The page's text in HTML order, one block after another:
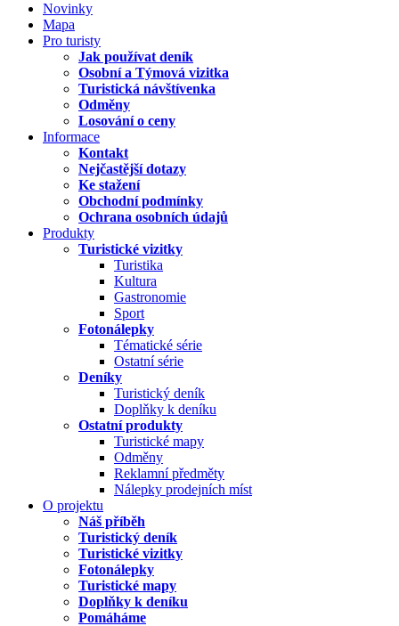
Novinky
Mapa
Pro turisty
Jak používat deník
Osobní a Týmová vizitka
Turistická návštívenka
Odměny
Losování o ceny
Informace
Kontakt
Nejčastější dotazy
Ke stažení
Obchodní podmínky
Ochrana osobních údajů
Produkty
Turistické vizitky
Turistika
Kultura
Gastronomie
Sport
Fotonálepky
Tématické série
Ostatní série
Deníky
Turistický deník
Doplňky k deníku
Ostatní produkty
Turistické mapy
Odměny
Reklamní předměty
Nálepky prodejních míst
O projektu
Náš příběh
Turistický deník
Turistické vizitky
Fotonálepky
Turistické mapy
Doplňky k deníku
Pomáháme